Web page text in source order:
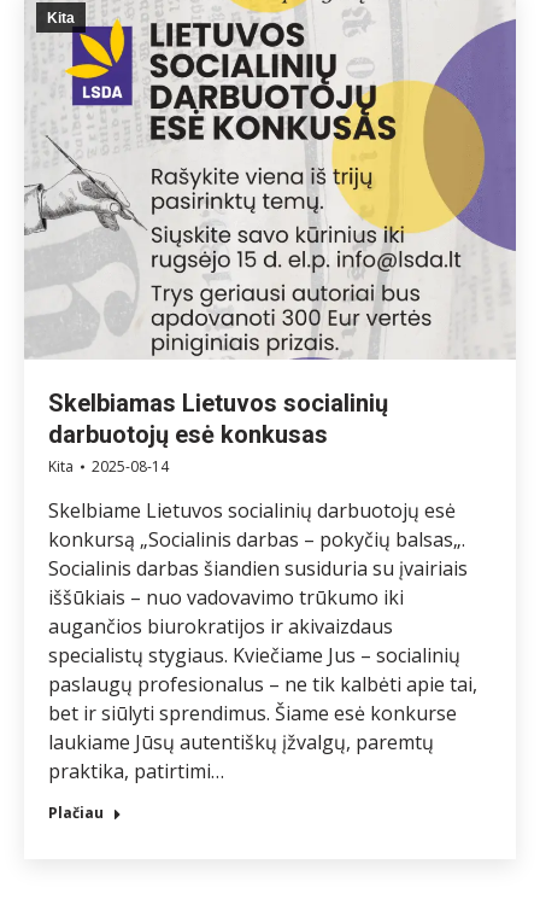
Kita
Skelbiamas Lietuvos socialinių
darbuotojų esė konkusas
Kita 2025-08-14
Skelbiame Lietuvos socialinių darbuotojų esė
konkursą „Socialinis darbas – pokyčių balsas„.
Socialinis darbas šiandien susiduria su įvairiais
iššūkiais – nuo vadovavimo trūkumo iki
augančios biurokratijos ir akivaizdaus
specialistų stygiaus. Kviečiame Jus – socialinių
paslaugų profesionalus – ne tik kalbėti apie tai,
bet ir siūlyti sprendimus. Šiame esė konkurse
laukiame Jūsų autentiškų įžvalgų, paremtų
praktika, patirtimi…
Plačiau